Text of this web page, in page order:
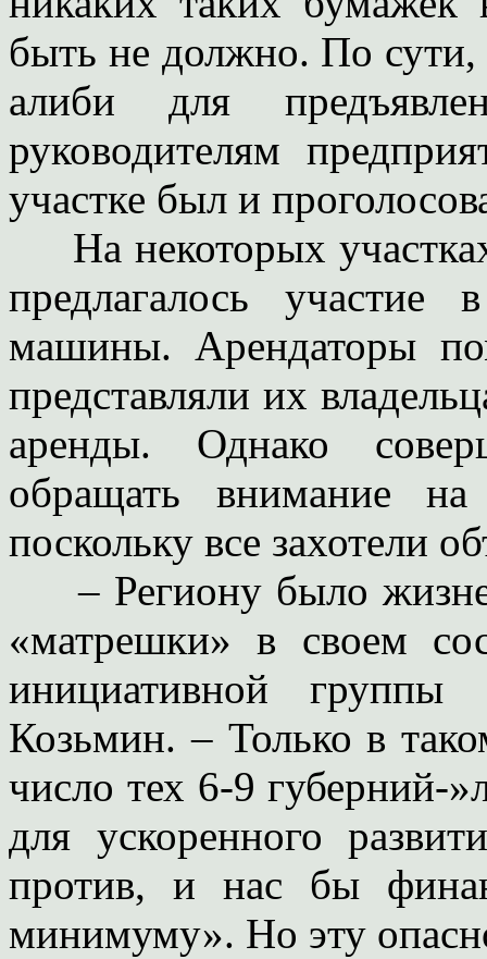
быть не должно. По сути,
алиби для
руководителям
участке был и
На некоторых
предлагалось участие
машины. Арендаторы
представляли их
аренды. Однако
обращать внимание
поскольку все захотели
– Региону было
«матрешки» в своем
инициативной
Козьмин. – Только в
число тех 6-9 губерний-
для ускоренного
против, и нас бы
минимуму». Но эту